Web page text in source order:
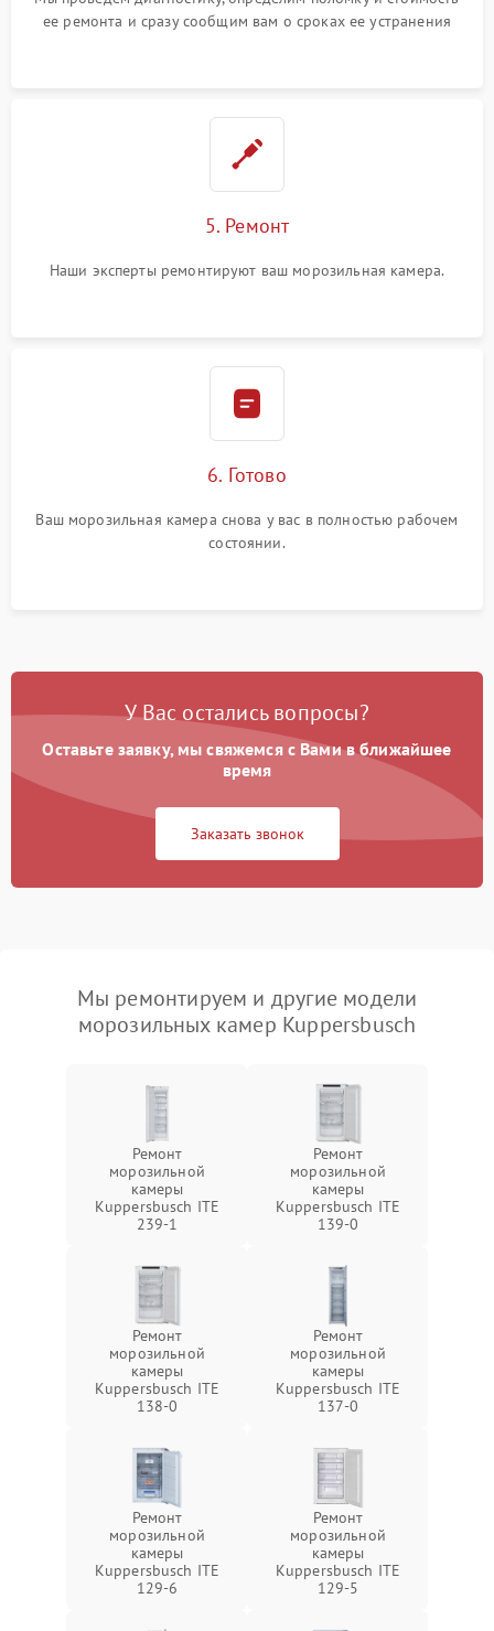
ее ремонта и сразу сообщим вам о сроках ее устранения
5. Ремонт
Наши эксперты ремонтируют ваш морозильная камера.
6. Готово
Ваш морозильная камера снова у вас в полностью рабочем
состоянии.
У Вас остались вопросы?
Оставьте заявку, мы свяжемся с Вами в ближайшее
время
Заказать звонок
Мы ремонтируем и другие модели
морозильных камер Kuppersbusch
Ремонт
морозильной
камеры
Kuppersbusch ITE
239-1
Ремонт
морозильной
камеры
Kuppersbusch ITE
139-0
Ремонт
морозильной
камеры
Kuppersbusch ITE
138-0
Ремонт
морозильной
камеры
Kuppersbusch ITE
137-0
Ремонт
морозильной
камеры
Kuppersbusch ITE
129-6
Ремонт
морозильной
камеры
Kuppersbusch ITE
129-5